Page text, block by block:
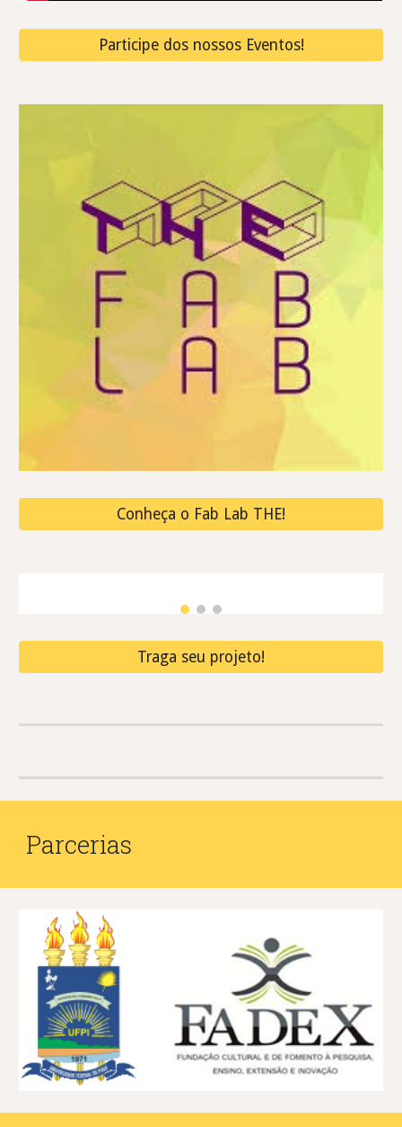
Participe dos nossos Eventos!
Conheça o Fab Lab THE!
Traga seu projeto!
Parcerias